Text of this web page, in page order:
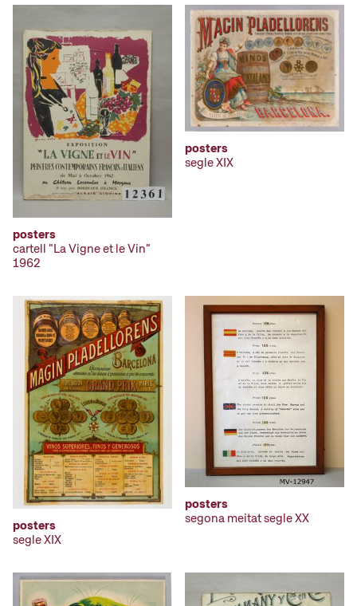
posters
cartell "La Vigne et le Vin"
1962
posters
segle XIX
posters
segle XIX
posters
segona meitat segle XX